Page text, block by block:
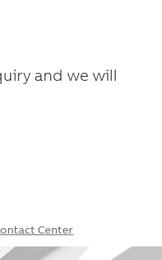
and we will
Center